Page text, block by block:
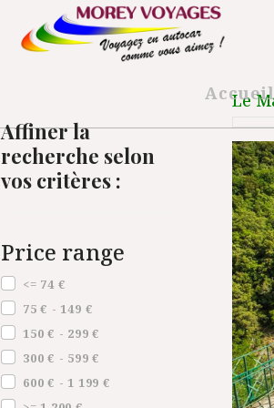
Accueil
Affiner la
recherche selon
vos critères :
Price range
Price range
<= 74 €
75 € - 149 €
150 € - 299 €
300 € - 599 €
600 € - 1 199 €
Le